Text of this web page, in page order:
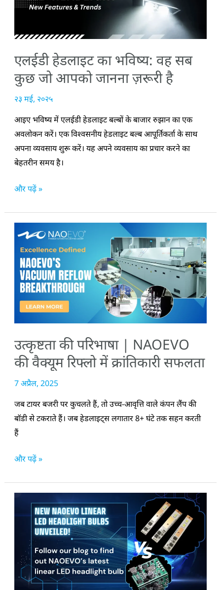
एलईडी हेडलाइट का भविष्य: वह सब
कुछ जो आपको जानना ज़रूरी है
२३ मई, २०२५
आइए भविष्य में एलईडी हेडलाइट बल्बों के बाजार रुझान का एक
अवलोकन करें। एक विश्वसनीय हेडलाइट बल्ब आपूर्तिकर्ता के साथ
अपना व्यवसाय शुरू करें। यह अपने व्यवसाय का प्रचार करने का
बेहतरीन समय है।
आपको
जानना
ज़रूरी
है
और पढ़ें »
उत्कृष्टता की परिभाषा | NAOEVO
की वैक्यूम रिफ्लो में क्रांतिकारी सफलता
7 अप्रैल, 2025
जब टायर बजरी पर कुचलते हैं, तो उच्च-आवृत्ति वाले कंपन लैंप की
बॉडी से टकराते हैं। जब हेडलाइट्स लगातार 8+ घंटे तक सहन करती
हैं
उत्कृष्टता
परिभाषा
NAOEVO
की
वैक्यूम
में
क्रांतिकारी
और पढ़ें »
की
तकनीक
कैसे
एलईडी
हेडलाइट्स